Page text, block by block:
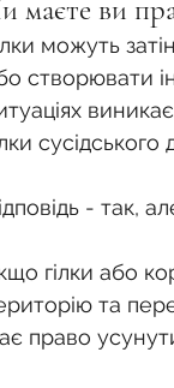
грошова
маєте ви
можуть
створювати
сусідського
- так,
гілки або
та
право